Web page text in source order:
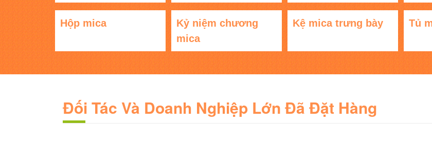
Hộp mica
Kỷ niệm chương
mica
Kệ mica trưng bày Tủ
Đối Tác Và Doanh Nghiệp Lớn Đã Đặt Hàng